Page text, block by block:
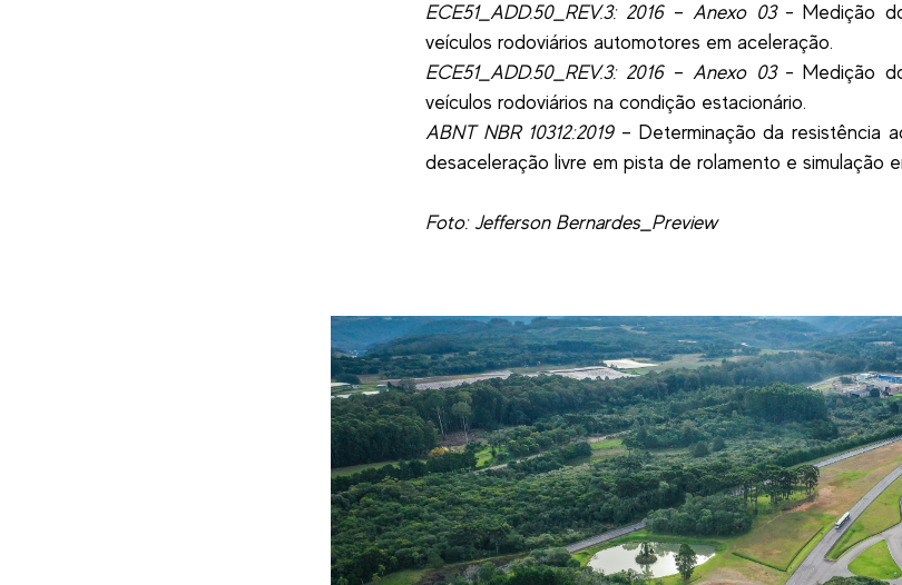
ECE51_ADD.50_REV.3: 2016–Anexo 03- Medição
veículos rodoviários automotores em aceleração.
ECE51_ADD.50_REV.3: 2016–Anexo 03- Medição
veículos rodoviários na condição estacionário.
ABNT NBR 10312:2019– Determinação da resistência
desaceleração livre em pista de rolamento e simulação
Foto: Jefferson Bernardes_Preview